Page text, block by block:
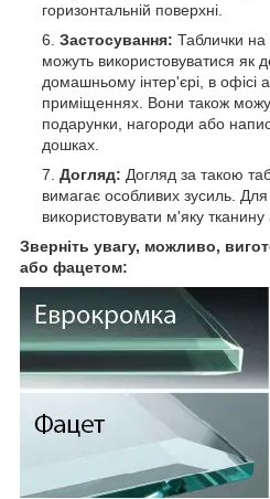
горизонтальній поверхні.
Застосування: Таблички на
можуть використовуватися як
домашньому інтер'єрі, в офісі
приміщеннях. Вони також
подарунки, нагороди або
дошках.
Догляд: Догляд за такою
вимагає особливих зусиль.
використовувати м'яку тканину
Зверніть увагу, можливо,
або фацетом: